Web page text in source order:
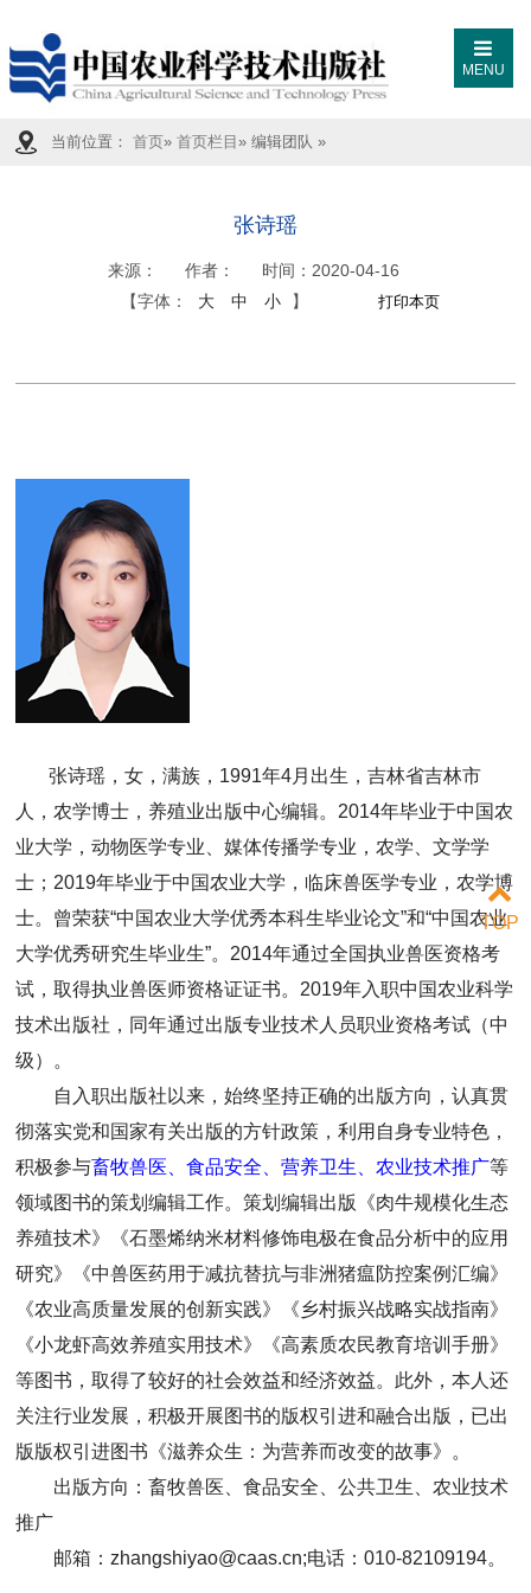
MENU
当前位置：首页»首页栏目» 编辑团队 »
张诗瑶
来源： 作者： 时间： 2020-04-16
【字体：
大 中 小 】
张诗瑶，女，满族，1991年4月出生，吉林省吉林市
人，农学博士，养殖业出版中心编辑。2014年毕业于中国农
业大学，动物医学专业、媒体传播学专业，农学、文学学
士；2019年毕业于中国农业大学，临床兽医学专业，农学博
士。曾荣获“中国农业大学优秀本科生毕业论文”和“中国农业
大学优秀研究生毕业生”。2014年通过全国执业兽医资格考
试，取得执业兽医师资格证证书。2019年入职中国农业科学
技术出版社，同年通过出版专业技术人员职业资格考试（中
级）。
自入职出版社以来，始终坚持正确的出版方向，认真贯
彻落实党和国家有关出版的方针政策，利用自身专业特色，
积极参与畜牧兽医、食品安全、营养卫生、农业技术推广等
领域图书的策划编辑工作。策划编辑出版《肉牛规模化生态
养殖技术》《石墨烯纳米材料修饰电极在食品分析中的应用
研究》《中兽医药用于减抗替抗与非洲猪瘟防控案例汇编》
《农业高质量发展的创新实践》《乡村振兴战略实战指南》
《小龙虾高效养殖实用技术》《高素质农民教育培训手册》
等图书，取得了较好的社会效益和经济效益。此外，本人还
关注行业发展，积极开展图书的版权引进和融合出版，已出
版版权引进图书《滋养众生：为营养而改变的故事》。
出版方向：畜牧兽医、食品安全、公共卫生、农业技术
推广
邮箱：zhangshiyao@caas.cn;电话：010-82109194。
TOP